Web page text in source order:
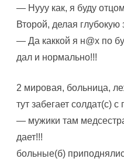
— Нууу как, я буду
Второй, делая глубокую
— Да каккой я н@х по
дал и нормально!!!
2 мировая, больница,
тут забегает солдат(с)
— мужики там
дает!!!
больные(б)